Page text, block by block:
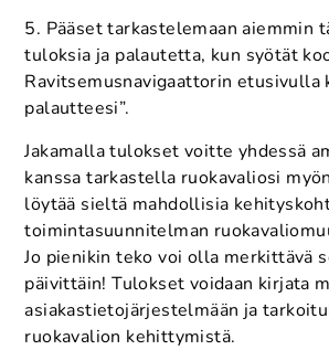
5. Pääset tarkastelemaan aiemmin
tuloksia ja palautetta, kun syötät
Ravitsemusnavigaattorin etusivulla
palautteesi”.
Jakamalla tulokset voitte yhdessä
kanssa tarkastella ruokavaliosi
löytää sieltä mahdollisia
toimintasuunnitelman
Jo pienikin teko voi olla merkittävä
päivittäin! Tulokset voidaan kirjata
asiakastietojärjestelmään ja
ruokavalion kehittymistä.